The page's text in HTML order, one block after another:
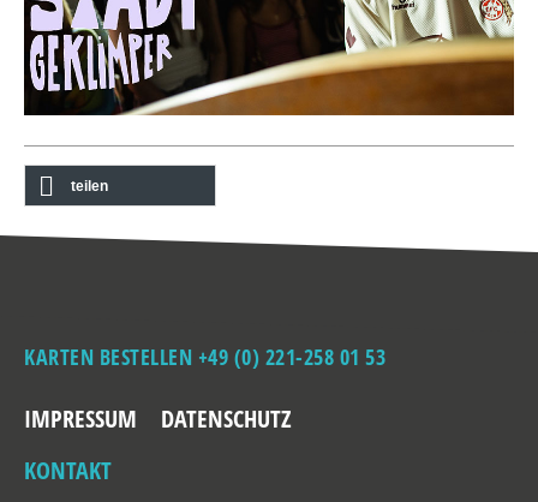
teilen
KARTEN BESTELLEN +49 (0) 221-258 01 53
IMPRESSUM
DATENSCHUTZ
KONTAKT